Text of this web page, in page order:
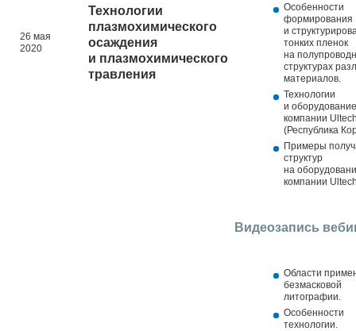
26 мая
2020
Технологии
плазмохимического
осаждения
и плазмохимического
травления
Особенности
формирования
и
тонких пленок
на
структурах
материалов.
Технологии
и оборудование
компании
(Республика
Примеры
структур
на
компании
Видеозапись
Области
безмасковой
литографии.
Особенности
технологии.